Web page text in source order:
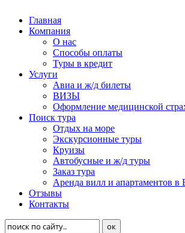
Главная
Компания
О нас
Способы оплаты
Туры в кредит
Услуги
Авиа и ж/д билеты
ВИЗЫ
Оформление медицинской
Поиск тура
Отдых на море
Экскурсионные туры
Круизы
Автобусные и ж/д туры
Заказ тура
Аренда вилл и апартаментов в
Отзывы
Контакты